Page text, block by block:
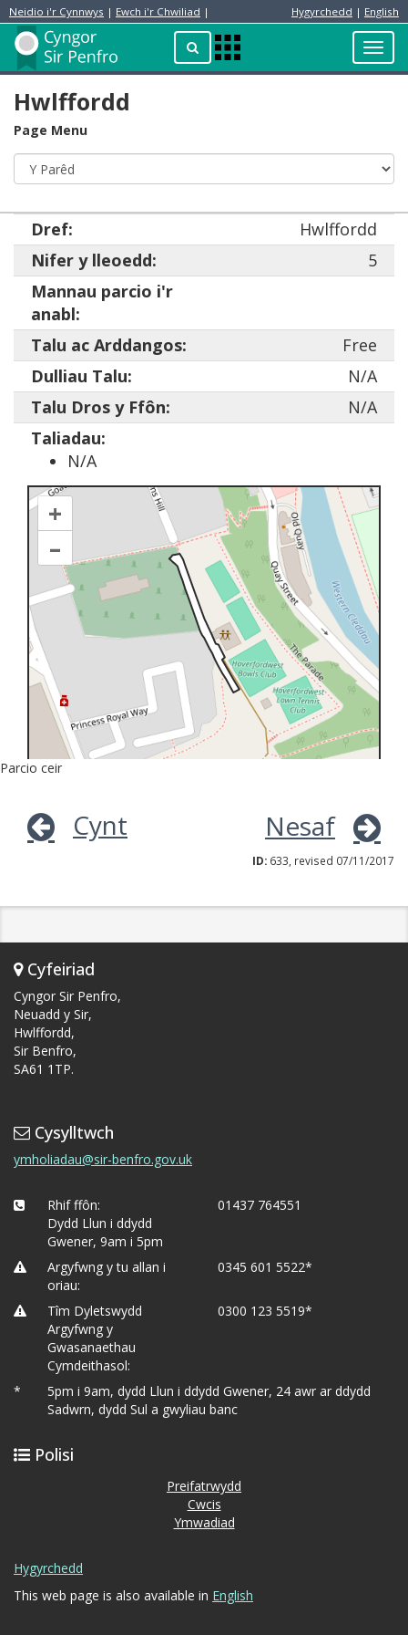
Neidio i'r Cynnwys | Ewch i'r Chwiliad | Hygyrchedd | English
ChwilioApps
Menu
Preswylydd
Hwlffordd
Page Menu
Dref:
Hwlffordd
Nifer y lleoedd:
5
Mannau parcio i'r
anabl:
Talu ac Arddangos:
Free
Dulliau Talu:
N/A
Talu Dros y Ffôn:
N/A
Taliadau:
N/A
+
–
Parcio ceir
Cynt Nesaf
ID: 633, revised 07/11/2017
Cyfeiriad
Cyngor Sir Penfro,
Neuadd y Sir,
Hwlffordd,
Sir Benfro,
SA61 1TP.
Cysylltwch
ymholiadau@sir-benfro.gov.uk
Rhif ffôn:
Dydd Llun i ddydd
Gwener, 9am i 5pm
01437 764551
Argyfwng y tu allan i
oriau:
0345 601 5522*
Tîm Dyletswydd
Argyfwng y
Gwasanaethau
Cymdeithasol:
0300 123 5519*
*
5pm i 9am, dydd Llun i ddydd Gwener, 24 awr ar ddydd
Sadwrn, dydd Sul a gwyliau banc
Polisi
Preifatrwydd
Cwcis
Ymwadiad
Hygyrchedd
This web page is also available in English